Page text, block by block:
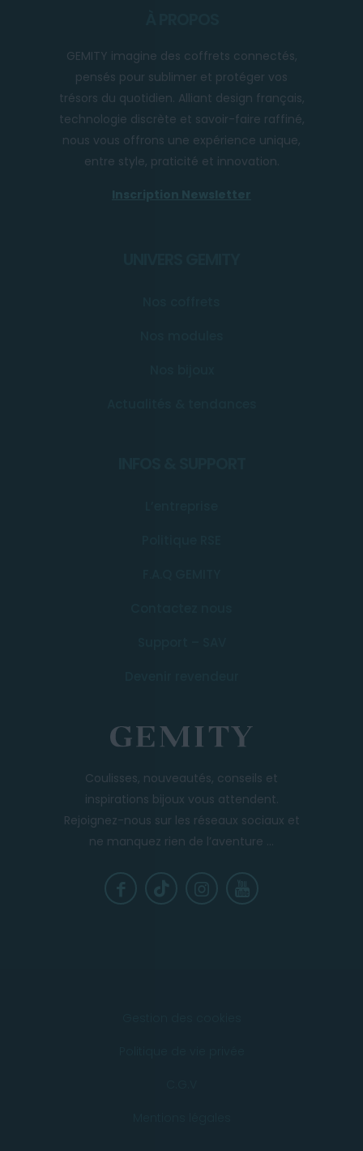
GEMITY imagine des coffrets connectés,
pensés pour sublimer et protéger vos
trésors du quotidien. Alliant design français,
technologie discrète et savoir-faire raffiné,
nous vous offrons une expérience unique,
entre style, praticité et innovation.
Inscription Newsletter
Coulisses, nouveautés, conseils et
inspirations bijoux vous attendent.
Rejoignez-nous sur les réseaux sociaux et
ne manquez rien de l’aventure ...